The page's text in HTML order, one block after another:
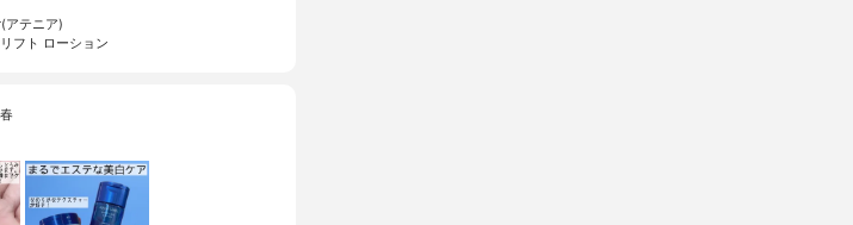
アテニア)
リフト ローション